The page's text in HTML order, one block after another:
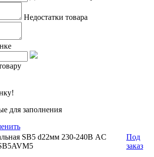
Недостатки товара
для заполнения
SB5 d22мм 230-240В AC
Под
заказ